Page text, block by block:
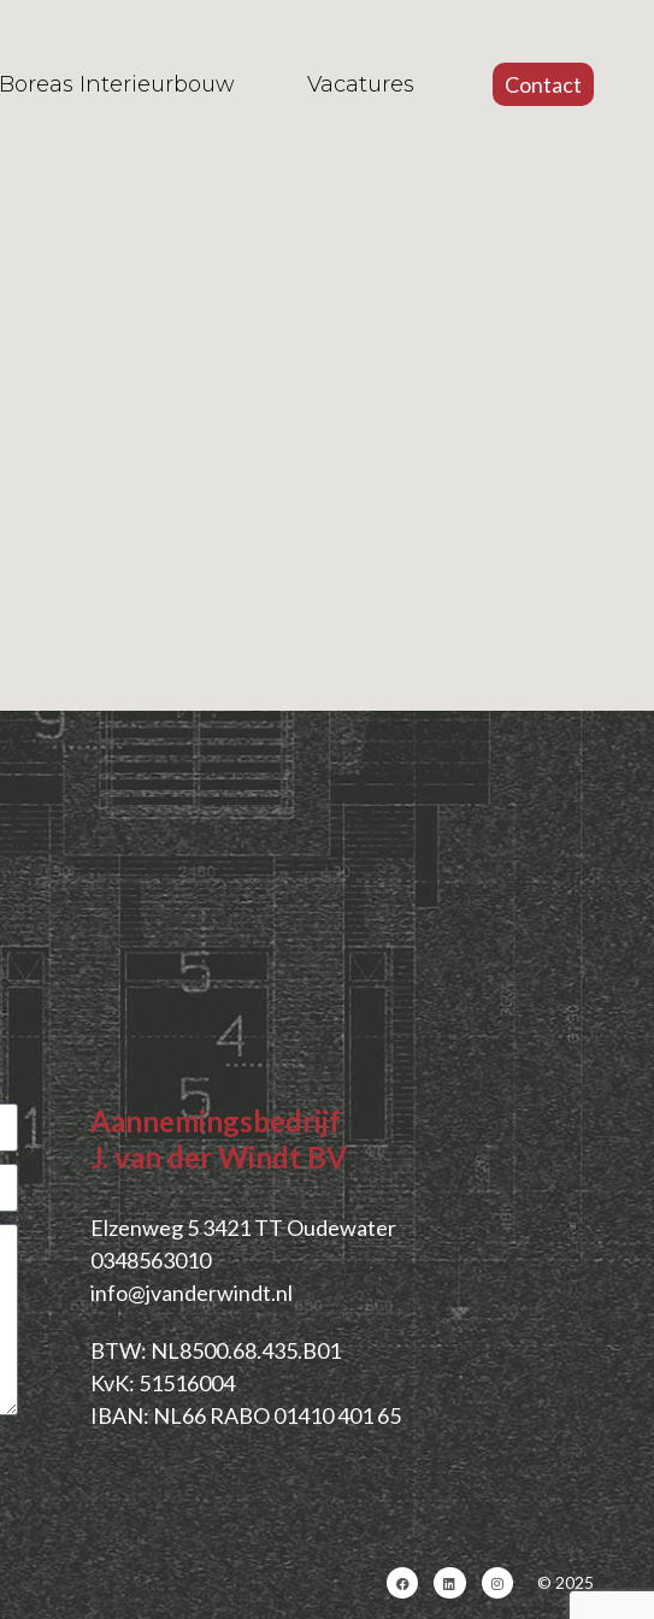
Boreas Interieurbouw Vacatures Contact
Aannemingsbedrijf
J. van der Windt BV
Elzenweg 53421 TT Oudewater
0348563010
info@jvanderwindt.nl
BTW: NL8500.68.435.B01
KvK: 51516004
IBAN: NL66 RABO 01410 401 65
© 2025